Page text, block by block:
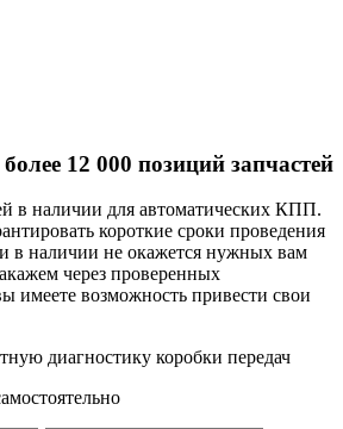
12 000 позиций запчастей
в наличии для автоматических КПП.
короткие сроки проведения
в наличии не окажется нужных вам
через проверенных
имеете возможность привести свои
диагностику коробки передач